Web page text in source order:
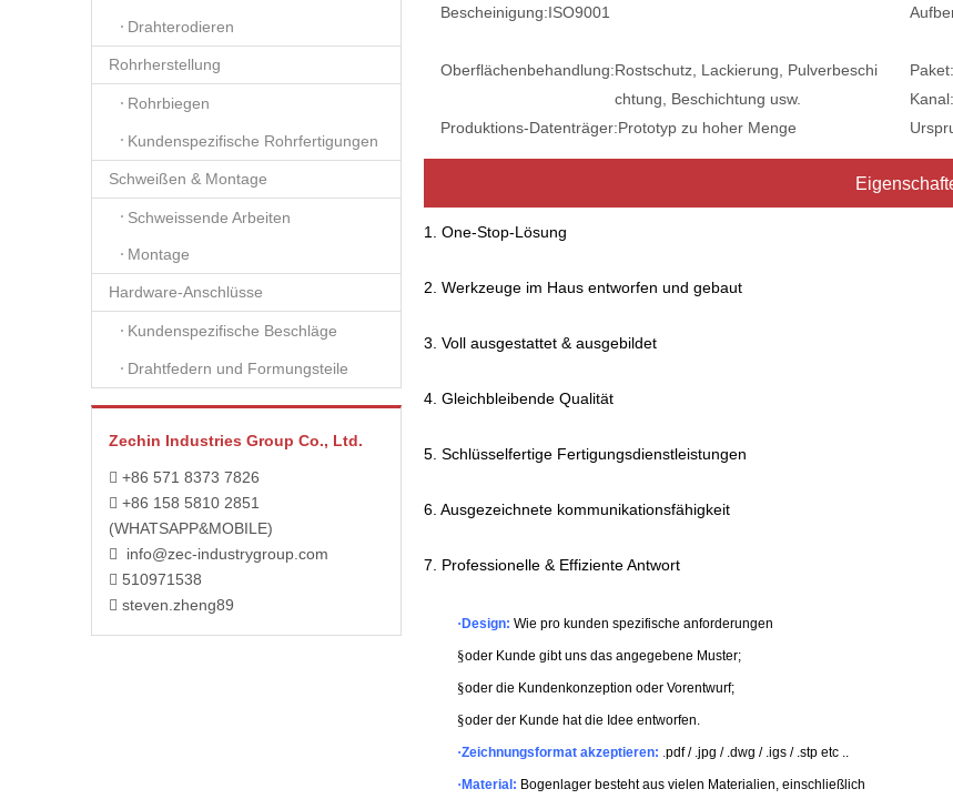
Drahterodieren
Rohrherstellung
Rohrbiegen
Kundenspezifische Rohrfertigungen
Schweißen & Montage
Schweissende Arbeiten
Montage
Hardware-Anschlüsse
Kundenspezifische Beschläge
Drahtfedern und Formungsteile
Zechin Industries Group Co., Ltd.
 +86 571 8373 7826
 +86 158 5810 2851
(WHATSAPP&MOBILE)
 info@zec-industrygroup.com
 510971538
 steven.zheng89
Bescheinigung:ISO9001
Oberflächenbehandlung:Rostschutz, Lackierung, Pulverbeschi
chtung, Beschichtung usw.
Paket:
Kanal:
Produktions-Datenträger:Prototyp zu hoher Menge
1. One-Stop-Lösung
2. Werkzeuge im Haus entworfen und gebaut
3. Voll ausgestattet & ausgebildet
4. Gleichbleibende Qualität
5. Schlüsselfertige Fertigungsdienstleistungen
6. Ausgezeichnete kommunikationsfähigkeit
7. Professionelle & Effiziente Antwort
· Design: Wie pro kunden spezifische anforderungen
§oder Kunde gibt uns das angegebene Muster;
§oder die Kundenkonzeption oder Vorentwurf;
§oder der Kunde hat die Idee entworfen.
·Zeichnungsformat akzeptieren: .pdf / .jpg / .dwg / .igs / .stp etc ..
· Material: Bogenlager besteht aus vielen Materialien, einschließlich